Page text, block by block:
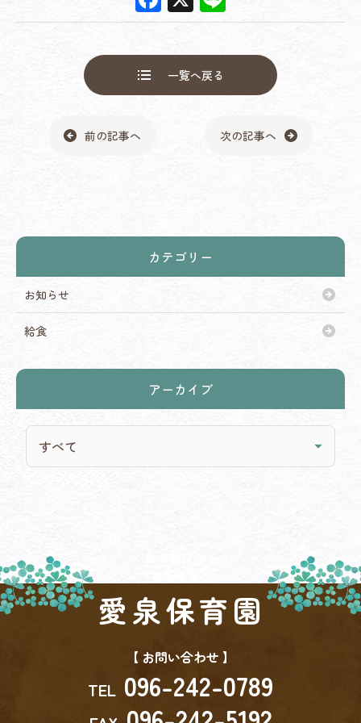
ac
e
b
o
n
e
一覧へ戻る
前の記事へ 次の記事へ
カテゴリー
お知らせ
給食
アーカイブ
愛泉保育園
【 お問い合わせ 】
TEL 096-242-0789